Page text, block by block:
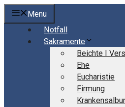
Springe
zum
Menu
Notfall
Sakramente
Beichte I
Ehe
Eucharistie
Firmung